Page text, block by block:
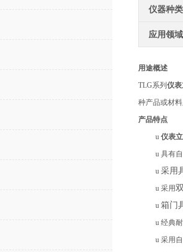
仪器种类
应用领域
用途概述
TLG系列 仪
种产品或材
产品特点
u 仪表
u 具有
u 采用
u 采用
u 箱门
u 经典
u 采用